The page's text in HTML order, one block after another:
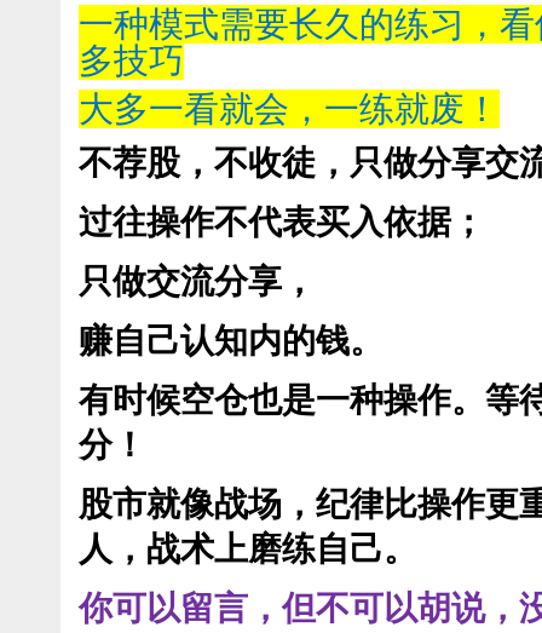
一种模式需要长久的练习，
多技巧
大多一看就会，一练就废！
不荐股，不收徒，只做分享交
过往操作不代表买入依据；
只做交流分享，
赚自己认知内的钱。
有时候空仓也是一种操作。等
分！
股市就像战场，纪律比操作更
人，战术上磨练自己。
你可以留言，但不可以胡说，